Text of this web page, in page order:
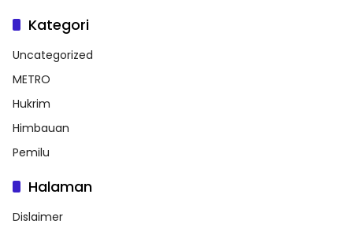
Kategori
Uncategorized
METRO
Hukrim
Himbauan
Pemilu
Halaman
Dislaimer